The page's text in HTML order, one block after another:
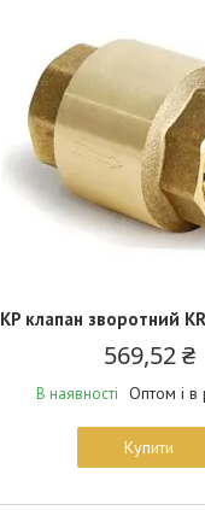
KP клапан зворотний
569,52 ₴
В наявності Оптом і в
Купити